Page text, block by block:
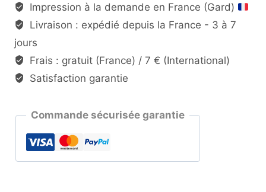
Impression à la demande en France (Gard)
Livraison : expédié depuis la France - 3 à 7
jours
Frais : gratuit (France) / 7 € (International)
Satisfaction garantie
Commande sécurisée garantie